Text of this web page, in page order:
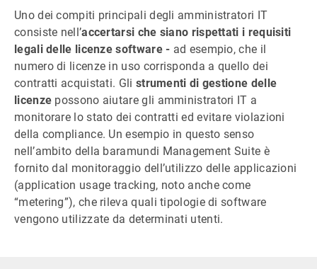
Uno dei compiti principali degli amministratori IT
consiste nell’accertarsi che siano rispettati i requisiti
legali delle licenze software - ad esempio, che il
numero di licenze in uso corrisponda a quello dei
contratti acquistati. Gli strumenti di gestione delle
licenze possono aiutare gli amministratori IT a
monitorare lo stato dei contratti ed evitare violazioni
della compliance. Un esempio in questo senso
nell’ambito della baramundi Management Suite è
fornito dal monitoraggio dell’utilizzo delle applicazioni
(application usage tracking, noto anche come
“metering”), che rileva quali tipologie di software
vengono utilizzate da determinati utenti.